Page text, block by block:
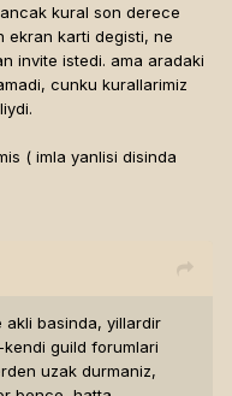
kural son derece
ekran karti degisti, ne
invite istedi. ama aradaki
cunku kurallarimiz
( imla yanlisi disinda
akli basinda, yillardir
guild forumlari
uzak durmaniz,